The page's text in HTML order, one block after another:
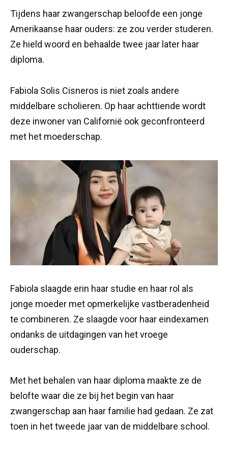
Tijdens haar zwangerschap beloofde een jonge
Amerikaanse haar ouders: ze zou verder studeren.
Ze hield woord en behaalde twee jaar later haar
diploma.
Fabiola Solis Cisneros is niet zoals andere
middelbare scholieren. Op haar achttiende wordt
deze inwoner van Californië ook geconfronteerd
met het moederschap.
Fabiola slaagde erin haar studie en haar rol als
jonge moeder met opmerkelijke vastberadenheid
te combineren. Ze slaagde voor haar eindexamen
ondanks de uitdagingen van het vroege
ouderschap.
Met het behalen van haar diploma maakte ze de
belofte waar die ze bij het begin van haar
zwangerschap aan haar familie had gedaan. Ze zat
toen in het tweede jaar van de middelbare school.